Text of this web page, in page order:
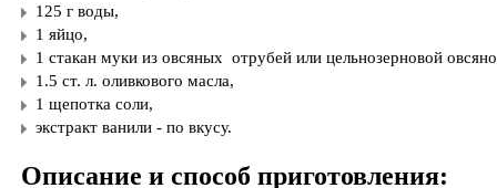
125 г воды,
1 яйцо,
1 стакан муки из овсяных отрубей или цельнозерновой
1.5 ст. л. оливкового масла,
1 щепотка соли,
экстракт ванили - по вкусу.
Описание и способ приготовления: